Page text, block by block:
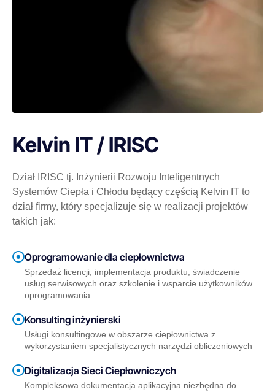
Kelvin IT / IRISC
Dział IRISC tj. Inżynierii Rozwoju Inteligentnych
Systemów Ciepła i Chłodu będący częścią Kelvin IT to
dział firmy, który specjalizuje się w realizacji projektów
takich jak:
Oprogramowanie dla ciepłownictwa
Sprzedaż licencji, implementacja produktu, świadczenie
usług serwisowych oraz szkolenie i wsparcie użytkowników
oprogramowania
Konsulting inżynierski
Usługi konsultingowe w obszarze ciepłownictwa z
wykorzystaniem specjalistycznych narzędzi obliczeniowych
Digitalizacja Sieci Ciepłowniczych
Kompleksowa dokumentacja aplikacyjna niezbędna do